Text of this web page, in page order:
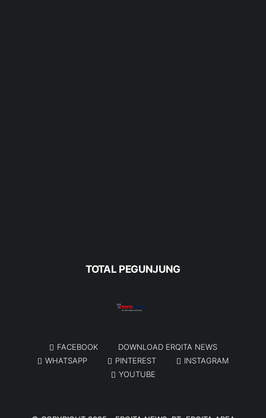
TOTAL PEGUNJUNG
FACEBOOK
DOWNLOAD ERQITA NEWS
WHATSAPP
PINTEREST
INSTAGRAM
YOUTUBE